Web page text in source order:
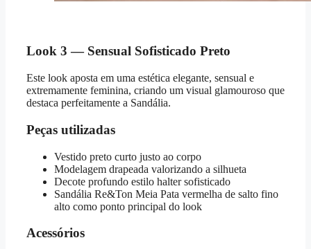
Look 3 — Sensual Sofisticado Preto
Este look aposta em uma estética elegante, sensual e
extremamente feminina, criando um visual glamouroso que
destaca perfeitamente a Sandália.
Peças utilizadas
Vestido preto curto justo ao corpo
Modelagem drapeada valorizando a silhueta
Decote profundo estilo halter sofisticado
Sandália Re&Ton Meia Pata vermelha de salto fino
alto como ponto principal do look
Acessórios